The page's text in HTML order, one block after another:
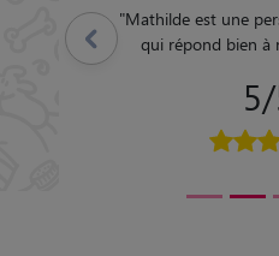
"Mathilde est une
qui répond bien à
Précédent